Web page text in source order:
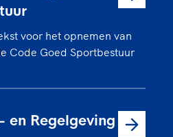
voor het opnemen van
Code Goed Sportbestuur
en Regelgeving